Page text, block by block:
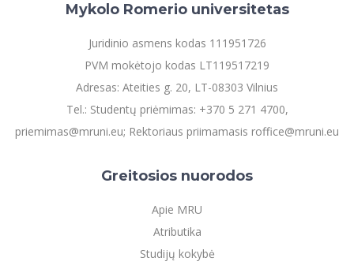
Mykolo Romerio universitetas
Juridinio asmens kodas 111951726
PVM mokėtojo kodas LT119517219
Adresas: Ateities g. 20, LT-08303 Vilnius
Tel.: Studentų priėmimas: +370 5 271 4700,
priemimas@mruni.eu; Rektoriaus priimamasis roffice@mruni.eu
Greitosios nuorodos
Apie MRU
Atributika
Studijų kokybė